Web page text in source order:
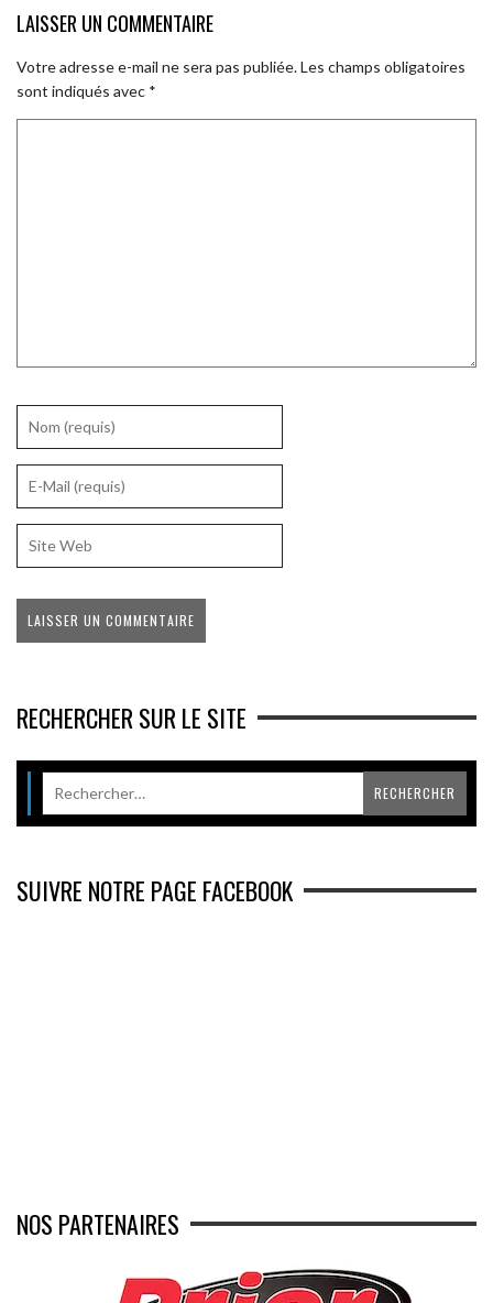
LAISSER UN COMMENTAIRE
Votre adresse e-mail ne sera pas publiée.Les champs obligatoires
sont indiqués avec *
RECHERCHER SUR LE SITE
SUIVRE NOTRE PAGE FACEBOOK
NOS PARTENAIRES